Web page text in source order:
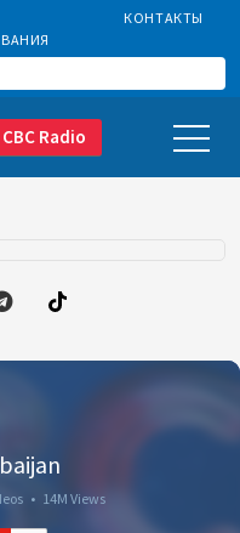
КОНТАКТЫ
CBC Radio
• 14M Views